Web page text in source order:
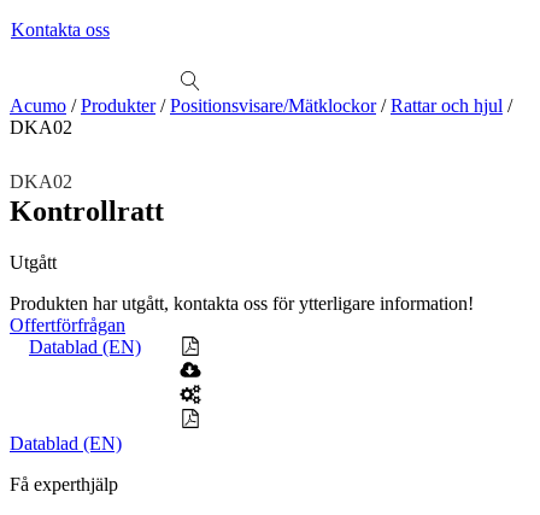
Kontakta oss
Se alla kategorier Se alla produkter
Se alla leverantörer
Vi hjälper gärna till!
Teknisk support
Offertförfrågan
Linjärenheter
Mekatronik
Positionsvisare / Mätklockor
Pulsgivare / Encoders
Wire-moduler
ServodrifterRoterande ställdon
MätskalorRäknare / Displayer
Acumo /Produkter/Positionsvisare/Mätklockor/Rattar och hjul /
DKA02
DKA02
Kontrollratt
Utgått
Produkten har utgått, kontakta oss för ytterligare information!
Offertförfrågan
Datablad (EN)
Datablad (EN)
Få experthjälp